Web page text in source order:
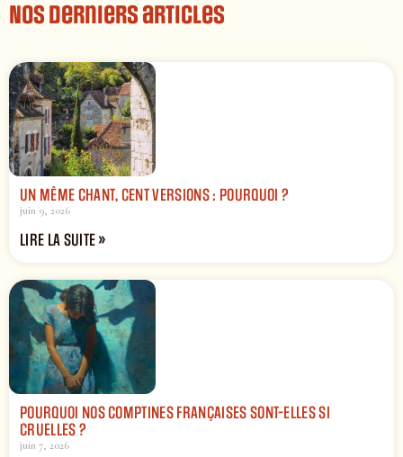
Nos derniers articles
UN MÊME CHANT, CENT VERSIONS : POURQUOI ?
juin 9, 2026
LIRE LA SUITE »
POURQUOI NOS COMPTINES FRANÇAISES SONT-ELLES SI
CRUELLES ?
juin 7, 2026